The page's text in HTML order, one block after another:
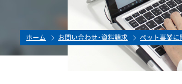
ホーム お問い合わせ・資料請求 ペット事業